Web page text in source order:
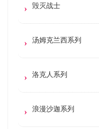
毁灭战士
汤姆克兰西系列
洛克人系列
浪漫沙迦系列